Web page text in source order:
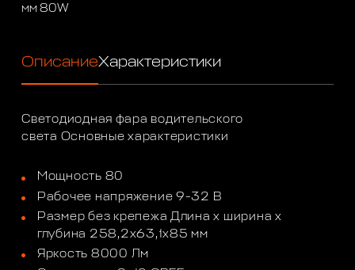
мм 80W
ОписаниеХарактеристики
Светодиодная фара водительского
света Основные характеристики
Мощность 80
Рабочее напряжение 9-32 В
Размер без крепежа Длина х ширина х
глубина 258,2х63,1х85 мм
Яркость 8000 Лм